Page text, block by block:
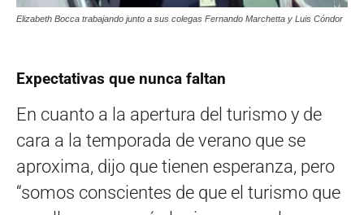
Elizabeth Bocca trabajando junto a sus colegas Fernando Marchetta y Luis Cóndor
Expectativas que nunca faltan
En cuanto a la apertura del turismo y de
cara a la temporada de verano que se
aproxima, dijo que tienen esperanza, pero
“somos conscientes de que el turismo que